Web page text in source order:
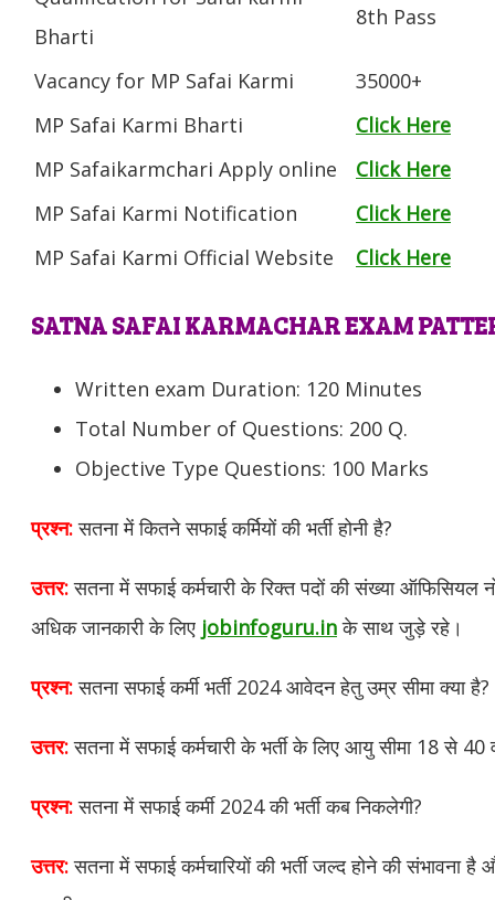
Bharti
8th Pass
Vacancy for MP Safai Karmi
35000+
MP Safai Karmi Bharti
Click Here
MP Safaikarmchari Apply online
Click Here
MP Safai Karmi Notification
Click Here
MP Safai Karmi Official Website
Click Here
SATNA SAFAI KARMACHAR EXAM
Written exam Duration: 120 Minutes
Total Number of Questions: 200 Q.
Objective Type Questions: 100 Marks
प्रश्न:सतना में कितने सफाई कर्मियों की भर्ती होनी है?
उत्तर:सतना में सफाई कर्मचारी के रिक्त पदों की संख्या ऑफिसियल
अधिक जानकारी के लिए jobinfoguru.in के साथ जुड़े रहे।
प्रश्न:सतना सफाई कर्मी भर्ती 2024 आवेदन हेतु उम्र सीमा क्या है?
उत्तर:सतना में सफाई कर्मचारी के भर्ती के लिए आयु सीमा 18 से 40
प्रश्न:सतना में सफाई कर्मी 2024 की भर्ती कब निकलेगी?
उत्तर:सतना में सफाई कर्मचारियों की भर्ती जल्द होने की संभावना है